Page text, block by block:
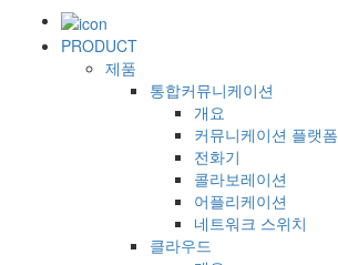
PRODUCT
제품
통합커뮤니케이션
개요
커뮤니케이션 플랫폼
전화기
콜라보레이션
어플리케이션
네트워크 스위치
클라우드